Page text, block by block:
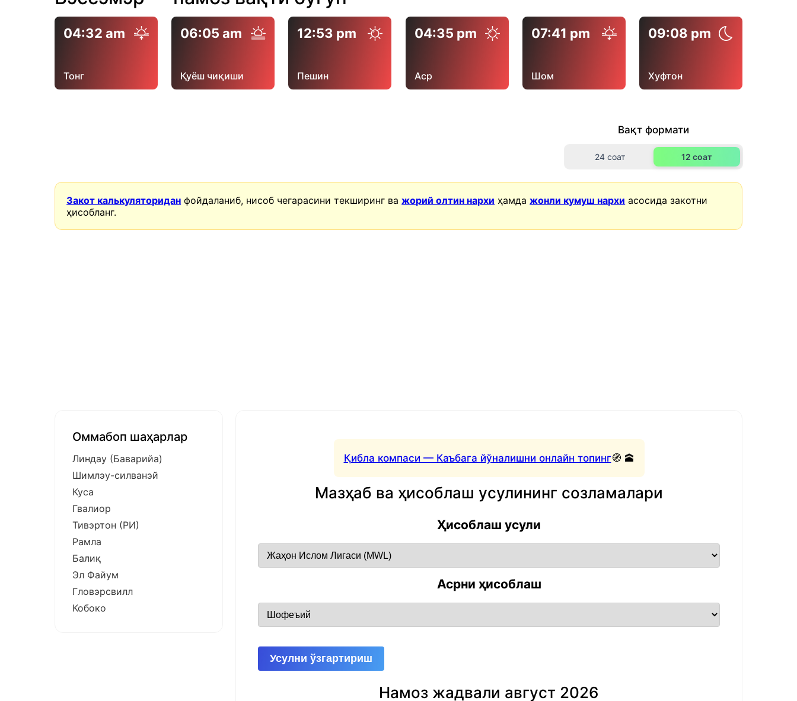
04:32 am
Тонг
06:05 am
Қуёш чиқиши
12:53 pm
Пешин
04:35 pm
Аср
07:41 pm
Шом
09:08 pm
Хуфтон
Вақт формати
24 соат 12 соат
Закот калькуляторидан фойдаланиб, нисоб чегарасини текширинг важорий олтин нархи ҳамдажонли кумуш нархи асосида закотни
ҳисобланг.
Қибла компаси — Каъбага йўналишни онлайн топинг🧭 🕋
Мазҳаб ва ҳисоблаш усулининг созламалари
Ҳисоблаш усули
Асрни ҳисоблаш
Усулни ўзгартириш
Намоз жадвали август 2026
Оммабоп шаҳарлар
Линдау (Баварийа)
Шимлэу-силванэй
Куса
Гвалиор
Тивэртон (РИ)
Рамла
Балиқ
Эл Файум
Гловэрсвилл
Кобоко